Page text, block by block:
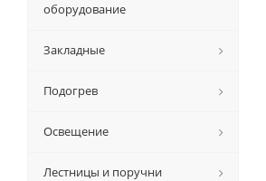
оборудование
Закладные
Подогрев
Освещение
Лестницы и поручни